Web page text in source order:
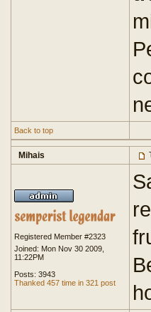
Back to top
Mihais
Registered Member #2323
Joined: Mon Nov 30 2009,
11:22PM
Posts: 3943
Thanked 457 time in 321 post